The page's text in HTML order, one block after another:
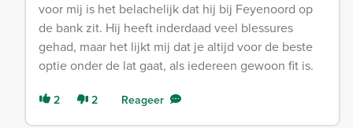
voor mij is het belachelijk dat hij bij Feyenoord op
de bank zit. Hij heeft inderdaad veel blessures
gehad, maar het lijkt mij dat je altijd voor de beste
optie onder de lat gaat, als iedereen gewoon fit is.
2 2 Reageer